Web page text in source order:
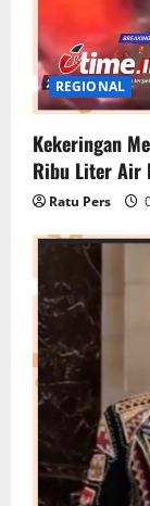
REGIONAL
Kekeringan
Ribu Liter Air
Ratu Pers